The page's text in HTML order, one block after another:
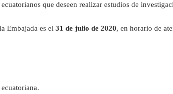
que deseen realizar estudios de
Embajada es el 31 de julio de 2020, en horario de